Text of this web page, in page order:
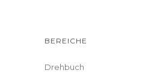
BEREICHE
Drehbuch